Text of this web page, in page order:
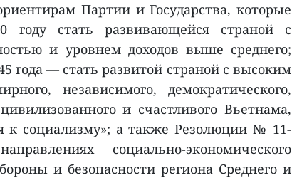
Партии и Государства, которые
году стать развивающейся страной с
и уровнем доходов выше среднего;
года — стать развитой страной с высоким
независимого, демократического,
и счастливого Вьетнама,
к социализму»; а также Резолюции № 11-
социально-экономического
и безопасности региона Среднего и